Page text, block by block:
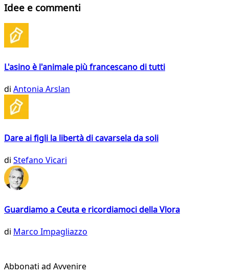
Idee e commenti
L'asino è l'animale più francescano di tutti
di Antonia Arslan
Dare ai figli la libertà di cavarsela da soli
di Stefano Vicari
Guardiamo a Ceuta e ricordiamoci della Vlora
di Marco Impagliazzo
Abbonati ad Avvenire